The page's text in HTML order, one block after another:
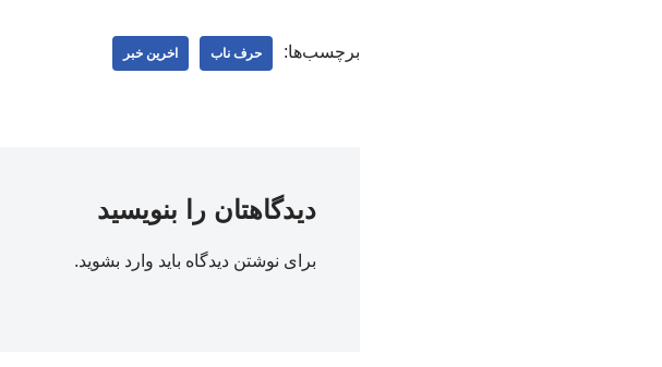
برچسب‌ها: حرف ناب اخرین خبر
دیدگاهتان را بنویسید
برای نوشتن دیدگاه باید وارد بشوید.